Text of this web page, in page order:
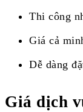
Thi công
Giá cả
Dễ dàng
Giá dịch